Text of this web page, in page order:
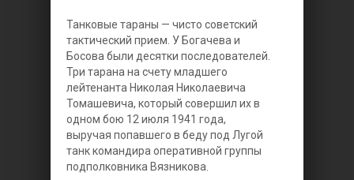
Танковые тараны — чисто советский
тактический прием. У Богачева и
Босова были десятки последователей.
Три тарана на счету младшего
лейтенанта Николая Николаевича
Томашевича, который совершил их в
одном бою 12 июля 1941 года,
выручая попавшего в беду под Лугой
танк командира оперативной группы
подполковника Вязникова.